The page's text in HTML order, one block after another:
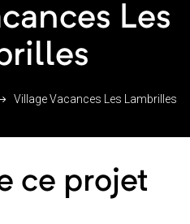
Les
Village Vacances Les Lambrilles
ce projet